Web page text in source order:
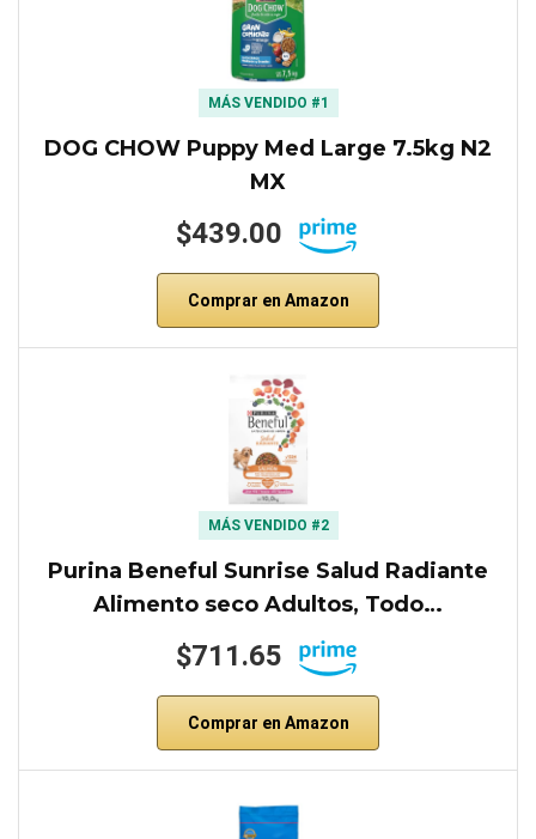
MÁS VENDIDO #1
DOG CHOW Puppy Med Large 7.5kg N2
MX
$439.00
Comprar en Amazon
MÁS VENDIDO #2
Purina Beneful Sunrise Salud Radiante
Alimento seco Adultos, Todo…
$711.65
Comprar en Amazon